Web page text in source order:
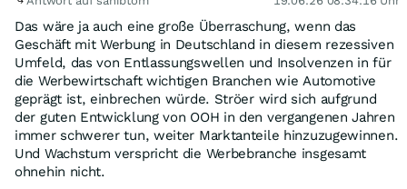
Das wäre ja auch eine große Überraschung, wenn das
Geschäft mit Werbung in Deutschland in diesem rezessiven
Umfeld, das von Entlassungswellen und Insolvenzen in für
die Werbewirtschaft wichtigen Branchen wie Automotive
geprägt ist, einbrechen würde. Ströer wird sich aufgrund
der guten Entwicklung von OOH in den vergangenen Jahren
immer schwerer tun, weiter Marktanteile hinzuzugewinnen.
Und Wachstum verspricht die Werbebranche insgesamt
ohnehin nicht.